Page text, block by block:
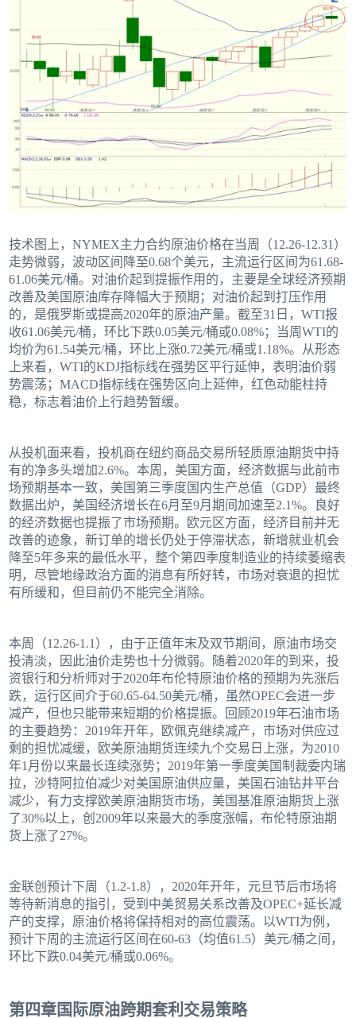
技术图上，NYMEX主力合约原油价格在当周（12.26-12.31）
走势微弱，波动区间降至0.68个美元，主流运行区间为61.68-
61.06美元/桶。对油价起到提振作用的，主要是全球经济预期
改善及美国原油库存降幅大于预期；对油价起到打压作用
的，是俄罗斯或提高2020年的原油产量。截至31日，WTI报
收61.06美元/桶，环比下跌0.05美元/桶或0.08%；当周WTI的
均价为61.54美元/桶，环比上涨0.72美元/桶或1.18%。从形态
上来看，WTI的KDJ指标线在强势区平行延伸，表明油价弱
势震荡；MACD指标线在强势区向上延伸，红色动能柱持
稳，标志着油价上行趋势暂缓。
从投机面来看，投机商在纽约商品交易所轻质原油期货中持
有的净多头增加2.6%。本周，美国方面，经济数据与此前市
场预期基本一致，美国第三季度国内生产总值（GDP）最终
数据出炉，美国经济增长在6月至9月期间加速至2.1%。良好
的经济数据也提振了市场预期。欧元区方面，经济目前并无
改善的迹象，新订单的增长仍处于停滞状态，新增就业机会
降至5年多来的最低水平，整个第四季度制造业的持续萎缩表
明，尽管地缘政治方面的消息有所好转，市场对衰退的担忧
有所缓和，但目前仍不能完全消除。
本周（12.26-1.1），由于正值年末及双节期间，原油市场交
投清淡，因此油价走势也十分微弱。随着2020年的到来，投
资银行和分析师对于2020年布伦特原油价格的预期为先涨后
跌，运行区间介于60.65-64.50美元/桶，虽然OPEC会进一步
减产，但也只能带来短期的价格提振。回顾2019年石油市场
的主要趋势：2019年开年，欧佩克继续减产，市场对供应过
剩的担忧减缓，欧美原油期货连续九个交易日上涨，为2010
年1月份以来最长连续涨势；2019年第一季度美国制裁委内瑞
拉，沙特阿拉伯减少对美国原油供应量，美国石油钻井平台
减少，有力支撑欧美原油期货市场，美国基准原油期货上涨
了30%以上，创2009年以来最大的季度涨幅，布伦特原油期
货上涨了27%。
金联创预计下周（1.2-1.8），2020年开年，元旦节后市场将
等待新消息的指引，受到中美贸易关系改善及OPEC+延长减
产的支撑，原油价格将保持相对的高位震荡。以WTI为例，
预计下周的主流运行区间在60-63（均值61.5）美元/桶之间，
环比下跌0.04美元/桶或0.06%。
第四章国际原油跨期套利交易策略